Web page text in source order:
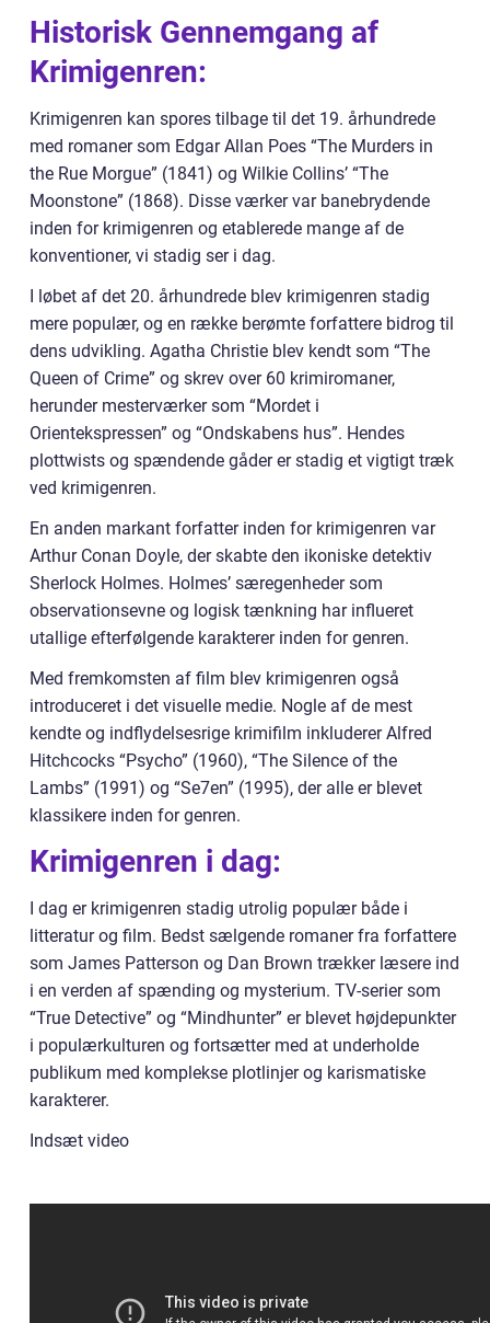
Historisk Gennemgang af
Krimigenren:
Krimigenren kan spores tilbage til det 19. århundrede
med romaner som Edgar Allan Poes “The Murders in
the Rue Morgue” (1841) og Wilkie Collins’ “The
Moonstone” (1868). Disse værker var banebrydende
inden for krimigenren og etablerede mange af de
konventioner, vi stadig ser i dag.
I løbet af det 20. århundrede blev krimigenren stadig
mere populær, og en række berømte forfattere bidrog til
dens udvikling. Agatha Christie blev kendt som “The
Queen of Crime” og skrev over 60 krimiromaner,
herunder mesterværker som “Mordet i
Orientekspressen” og “Ondskabens hus”. Hendes
plottwists og spændende gåder er stadig et vigtigt træk
ved krimigenren.
En anden markant forfatter inden for krimigenren var
Arthur Conan Doyle, der skabte den ikoniske detektiv
Sherlock Holmes. Holmes’ særegenheder som
observationsevne og logisk tænkning har influeret
utallige efterfølgende karakterer inden for genren.
Med fremkomsten af film blev krimigenren også
introduceret i det visuelle medie. Nogle af de mest
kendte og indflydelsesrige krimifilm inkluderer Alfred
Hitchcocks “Psycho” (1960), “The Silence of the
Lambs” (1991) og “Se7en” (1995), der alle er blevet
klassikere inden for genren.
Krimigenren i dag:
I dag er krimigenren stadig utrolig populær både i
litteratur og film. Bedst sælgende romaner fra forfattere
som James Patterson og Dan Brown trækker læsere ind
i en verden af spænding og mysterium. TV-serier som
“True Detective” og “Mindhunter” er blevet højdepunkter
i populærkulturen og fortsætter med at underholde
publikum med komplekse plotlinjer og karismatiske
karakterer.
Indsæt video